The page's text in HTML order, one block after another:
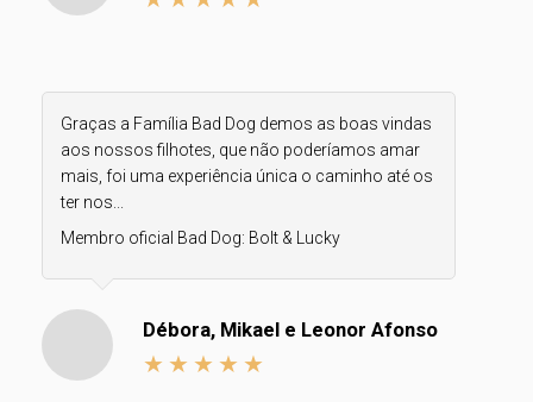
Graças a Família Bad Dog demos as boas vindas
aos nossos filhotes, que não poderíamos amar
mais, foi uma experiência única o caminho até os
ter nos...
Membro oficial Bad Dog: Bolt & Lucky
Débora, Mikael e Leonor Afonso